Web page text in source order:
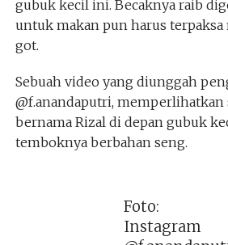
gubuk kecil ini. Becaknya raib
untuk makan pun harus
got.
Sebuah video yang diunggah
@f.anandaputri, memperlihatkan
bernama Rizal di depan gubuk
temboknya berbahan seng.
Foto:
Instagram